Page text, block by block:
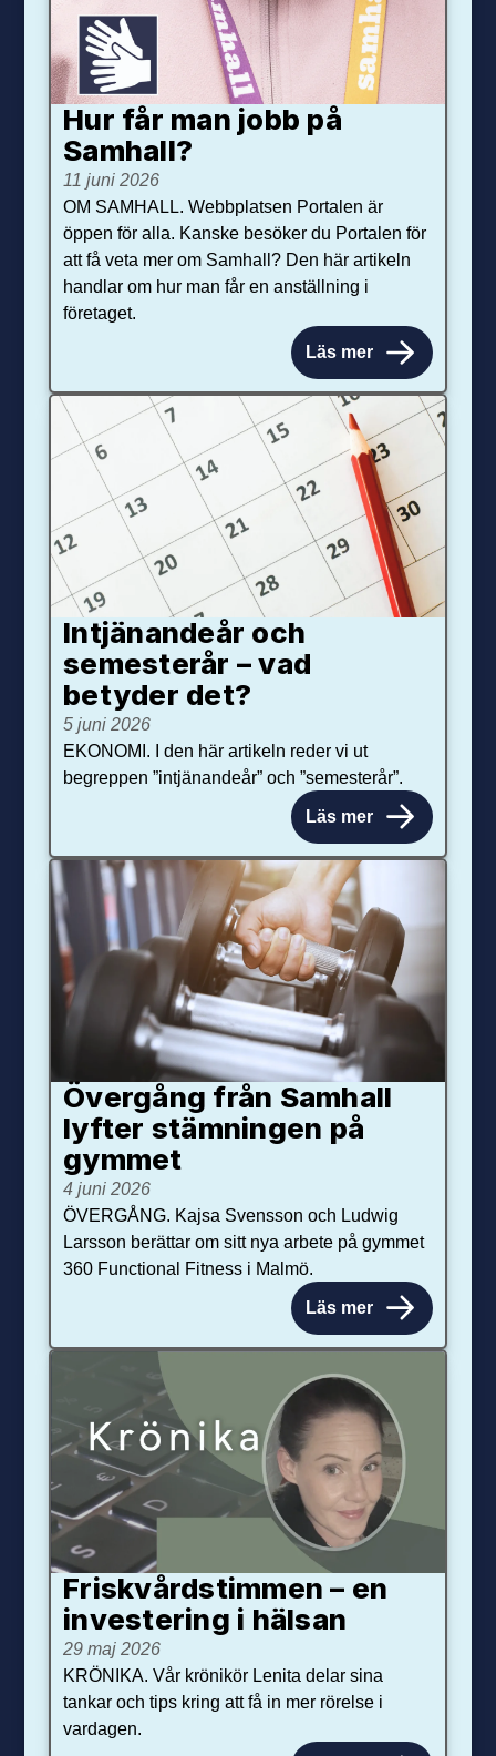
Hur får man jobb på
Samhall?
11 juni 2026
OM SAMHALL. Webbplatsen Portalen är
öppen för alla. Kanske besöker du Portalen för
att få veta mer om Samhall? Den här artikeln
handlar om hur man får en anställning i
företaget.
Läs mer
Intjänandeår och
semesterår – vad
betyder det?
5 juni 2026
EKONOMI. I den här artikeln reder vi ut
begreppen ”intjänandeår” och ”semesterår”.
Läs mer
Övergång från Samhall
lyfter stämningen på
gymmet
4 juni 2026
ÖVERGÅNG. Kajsa Svensson och Ludwig
Larsson berättar om sitt nya arbete på gymmet
360 Functional Fitness i Malmö.
Läs mer
Friskvårdstimmen – en
investering i hälsan
29 maj 2026
KRÖNIKA. Vår krönikör Lenita delar sina
tankar och tips kring att få in mer rörelse i
vardagen.